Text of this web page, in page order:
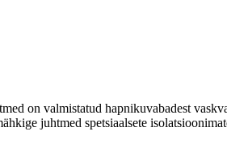
on valmistatud hapnikuvabadest
juhtmed spetsiaalsete